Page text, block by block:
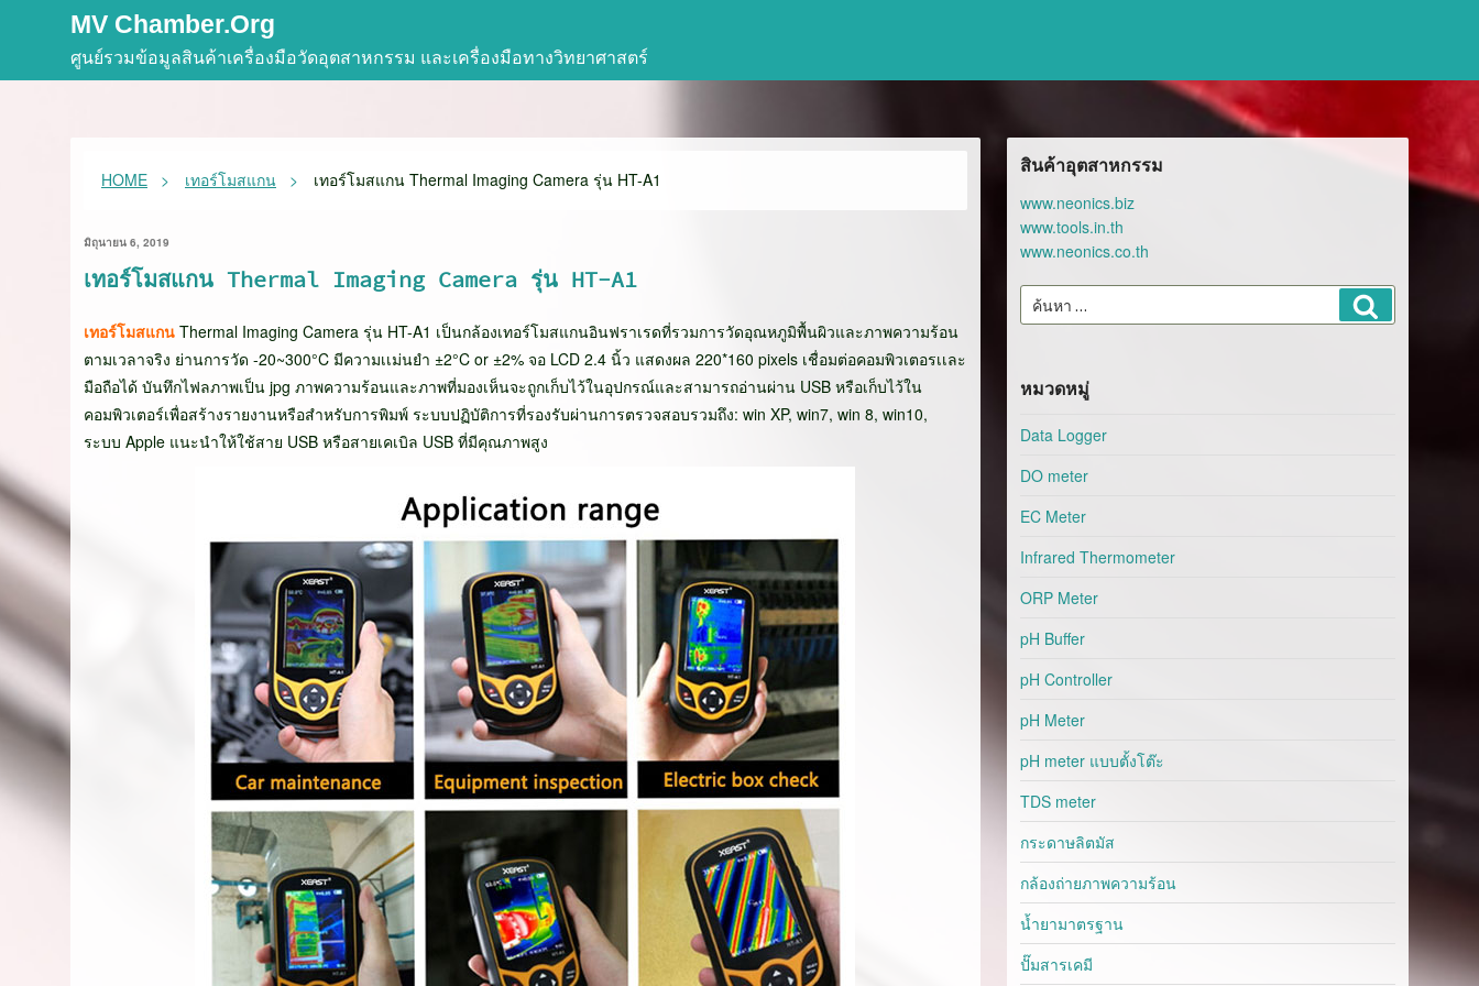
MV Chamber.org
ศูนย์รวมข้อมูลสินค้าเครื่องมือวัดอุตสาหกรรม และเครื่องมือทางวิทยาศาสตร์
HOME เทอร์โมสแกน เทอร์โมสแกน Thermal Imaging Camera รุ่น HT-A1
มิถุนายน 6, 2019
เทอร์โมสแกน Thermal Imaging Camera รุ่น HT-A1
เทอร์โมสแกน Thermal Imaging Camera รุ่น HT-A1 เป็นกล้องเทอร์โมสแกนอินฟราเรดที่รวมการวัดอุณหภูมิพื้นผิวและภาพความร้อน
ตามเวลาจริง ย่านการวัด -20~300°C มีความเเม่นยำ ±2°C or ±2% จอ LCD 2.4 นิ้ว แสดงผล 220*160 pixels เชื่อมต่อคอมพิวเตอรเเละ
มือถือได้ บันทึกไฟลภาพเป็น jpg ภาพความร้อนและภาพที่มองเห็นจะถูกเก็บไว้ในอุปกรณ์และสามารถอ่านผ่าน USB หรือเก็บไว้ใน
คอมพิวเตอร์เพื่อสร้างรายงานหรือสำหรับการพิมพ์ ระบบปฏิบัติการที่รองรับผ่านการตรวจสอบรวมถึง: win XP, win7, win 8, win10,
ระบบ Apple แนะนำให้ใช้สาย USB หรือสายเคเบิล USB ที่มีคุณภาพสูง
สินค้าอุตสาหกรรม
www.neonics.biz
www.tools.in.th
www.neonics.co.th
ค้นหา:
หมวดหมู่
Data Logger
DO meter
EC Meter
Infrared Thermometer
ORP Meter
pH Buffer
pH Controller
pH Meter
pH meter แบบตั้งโต๊ะ
TDS meter
กระดาษลิตมัส
กล้องถ่ายภาพความร้อน
น้ำยามาตรฐาน
ปั๊มสารเคมี